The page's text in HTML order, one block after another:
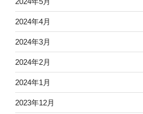
2024年4月
2024年3月
2024年2月
2024年1月
2023年12月